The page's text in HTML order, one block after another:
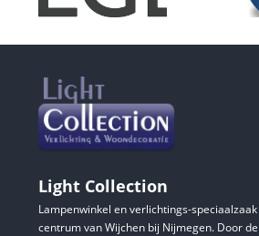
Light Collection
Lampenwinkel en verlichtings-
centrum van Wijchen bij Nijmegen. Door de